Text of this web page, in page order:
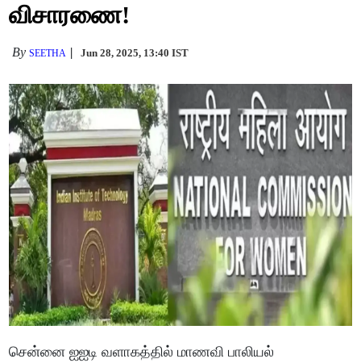
விசாரணை!
BySEETHA Jun 28, 2025, 13:40 IST
சென்னை ஐஐடி வளாகத்தில் மாணவி பாலியல்